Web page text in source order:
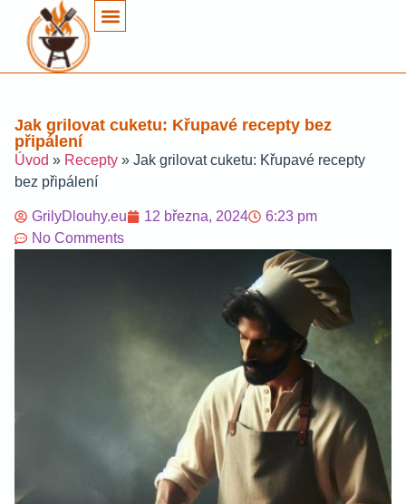
Jak grilovat cuketu: Křupavé recepty bez
připálení
Úvod » Recepty » Jak grilovat cuketu: Křupavé recepty
bez připálení
GrilyDlouhy.eu 12 března, 2024
6:23 pm
No Comments